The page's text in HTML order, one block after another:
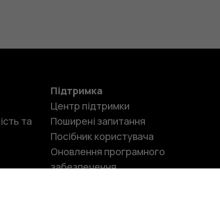
та
Підтримка
Центр підтримки
Поширені запитання
Посібник користувача
Оновлення програмного
забезпечення